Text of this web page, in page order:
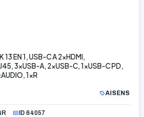
13 EN 1, USB-C A 2xHDMI,
3xUSB-A, 2xUSB-C, 1xUSB-C PD,
1xR
AISENS
ID 64057